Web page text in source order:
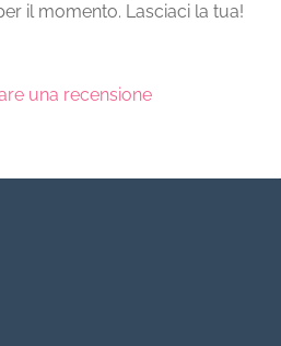
il momento. Lasciaci la tua!
una recensione